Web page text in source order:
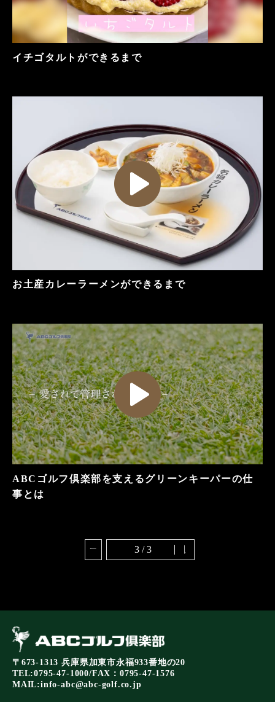
イチゴタルトができるまで
お土産カレーラーメンができるまで
ABCゴルフ倶楽部を支えるグリーンキーパーの仕
事とは
3 / 3
〒673-1313 兵庫県加東市永福933番地の20
TEL:0795-47-1000/FAX：0795-47-1576
MAIL:info-abc@abc-golf.co.jp